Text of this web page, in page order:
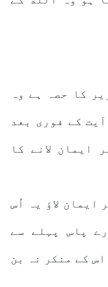
آیت (٦٢) جس تقریر کا حصہ ہے وہ
آیت کے فوری بعد
ایمان لانے کا
ایمان لاؤ یہ اُس
پاس پہلے سے
کے منکر نہ بن